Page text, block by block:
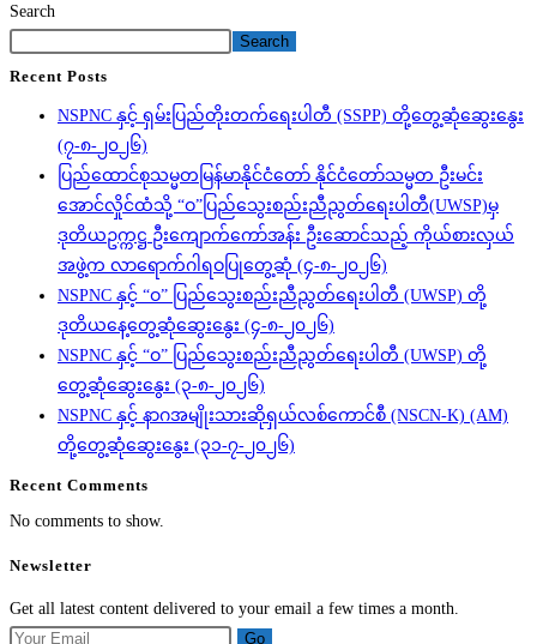
Search
Search
Recent Posts
NSPNC နှင့် ရှမ်းပြည်တိုးတက်ရေးပါတီ (SSPP) တို့တွေ့ဆုံဆွေးနွေး
(၇-၈-၂၀၂၆)
ပြည်ထောင်စုသမ္မတမြန်မာနိုင်ငံတော် နိုင်ငံတော်သမ္မတ ဦးမင်း
အောင်လှိုင်ထံသို့ “ဝ”ပြည်သွေးစည်းညီညွတ်ရေးပါတီ(UWSP)မှ
ဒုတိယဥက္ကဋ္ဌ ဦးကျောက်ကော်အန်း ဦးဆောင်သည့် ကိုယ်စားလှယ်
အဖွဲ့က လာရောက်ဂါရဝပြုတွေ့ဆုံ (၄-၈-၂၀၂၆)
NSPNC နှင့် “ဝ” ပြည်သွေးစည်းညီညွတ်ရေးပါတီ (UWSP) တို့
ဒုတိယနေ့တွေ့ဆုံဆွေးနွေး (၄-၈-၂၀၂၆)
NSPNC နှင့် “ဝ” ပြည်သွေးစည်းညီညွတ်ရေးပါတီ (UWSP) တို့
တွေ့ဆုံဆွေးနွေး (၃-၈-၂၀၂၆)
NSPNC နှင့် နာဂအမျိုးသားဆိုရှယ်လစ်ကောင်စီ (NSCN-K) (AM)
တို့တွေ့ဆုံဆွေးနွေး (၃၁-၇-၂၀၂၆)
Recent Comments
No comments to show.
Newsletter
Get all latest content delivered to your email a few times a month.
Go